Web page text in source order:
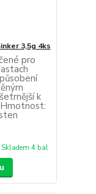
3,5g 4ks
pro
k
Skladem 4 bal